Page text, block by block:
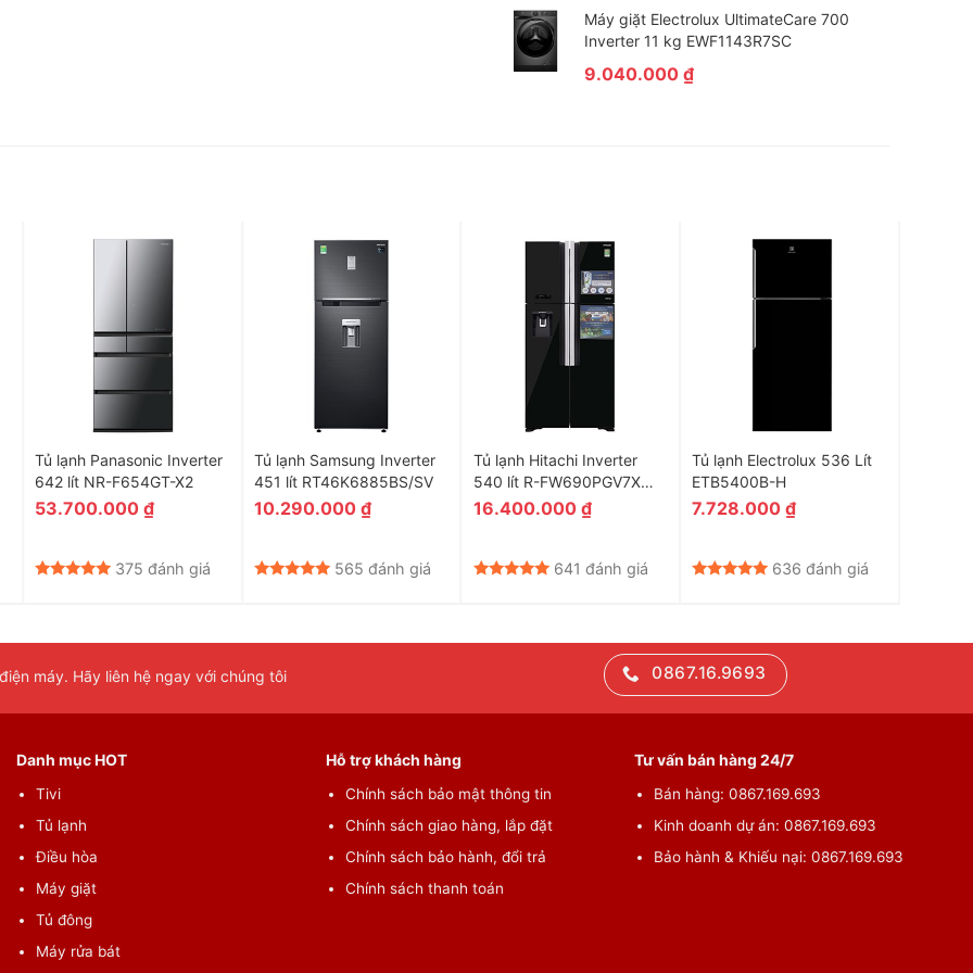
lưới lọc tự động điều chỉnh độ ẩm
bị úng hoặc khô héo thực phẩm trong khoảng thời gian bảo
Máy giặt Electrolux UltimateCare 700
Inverter 11 kg EWF1143R7SC
9.040.000₫
Tủ lạnh Panasonic Inverter
642 lít NR-F654GT-X2
53.700.000₫
375 đánh giá
Tủ lạnh Samsung Inverter
451 lít RT46K6885BS/SV
10.290.000 ₫
565 đánh giá
Tủ lạnh Hitachi Inverter
540 lít R-FW690PGV7X
GBK
16.400.000 ₫
641 đánh giá
Tủ lạnh Electrolux 536 Lít
ETB5400B-H
7.728.000₫
636 đánh giá
máy. Hãy liên hệ ngay với chúng tôi 0867.16.9693
Danh mục HOT
Tivi
Tủ lạnh
Điều hòa
Máy giặt
Tủ đông
Máy rửa bát
Hỗ trợ khách hàng
Chính sách bảo mật thông tin
Chính sách giao hàng, lắp đặt
Chính sách bảo hành, đổi trả
Chính sách thanh toán
Tư vấn bán hàng 24/7
Bán hàng: 0867.169.693
Kinh doanh dự án: 0867.169.693
Bảo hành & Khiếu nại: 0867.169.693